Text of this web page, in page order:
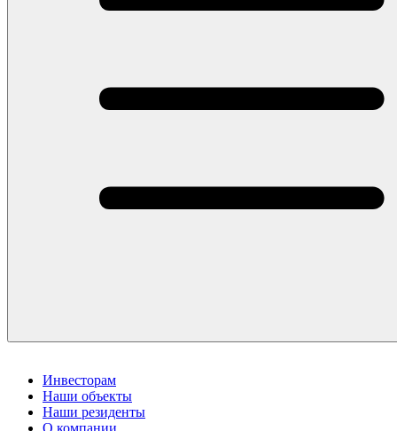
Инвесторам
Наши объекты
Наши резиденты
О компании